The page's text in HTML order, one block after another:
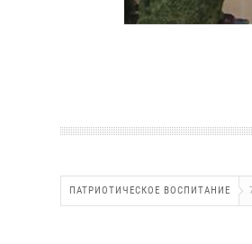
ПАТРИОТИЧЕСКОЕ ВОСПИТАНИЕ